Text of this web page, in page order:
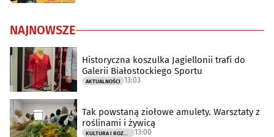
NAJNOWSZE
Historyczna koszulka Jagiellonii trafi do
Galerii Białostockiego Sportu
AKTUALNOŚCI 13:03
Tak powstaną ziołowe amulety. Warsztaty z
roślinami i żywicą
13:00